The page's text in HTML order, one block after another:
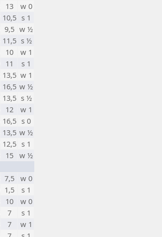
13
w 0
10,5 s 1
9,5 w ½
11,5 s ½
10
w 1
11
s 1
13,5 w 1
16,5 w ½
13,5 s ½
12
w 1
16,5 s 0
13,5 w ½
12,5 s 1
15 w ½
7,5 w 0
1,5
s 1
10
w 0
7
s 1
7
w 1